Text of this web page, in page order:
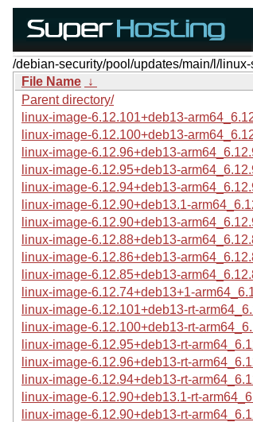
/debian-security/pool/updates/main/l/
File Name ↓
Parent directory/
linux-image-6.12.101+deb13-
linux-image-6.12.100+deb13-
linux-image-6.12.96+deb13-
linux-image-6.12.95+deb13-
linux-image-6.12.94+deb13-
linux-image-6.12.90+deb13.1-
linux-image-6.12.90+deb13-
linux-image-6.12.88+deb13-
linux-image-6.12.86+deb13-
linux-image-6.12.85+deb13-
linux-image-6.12.74+deb13+1-
linux-image-6.12.101+deb13-rt-
linux-image-6.12.100+deb13-rt-
linux-image-6.12.95+deb13-rt-
linux-image-6.12.96+deb13-rt-
linux-image-6.12.94+deb13-rt-
linux-image-6.12.90+deb13.1-rt-
linux-image-6.12.90+deb13-rt-